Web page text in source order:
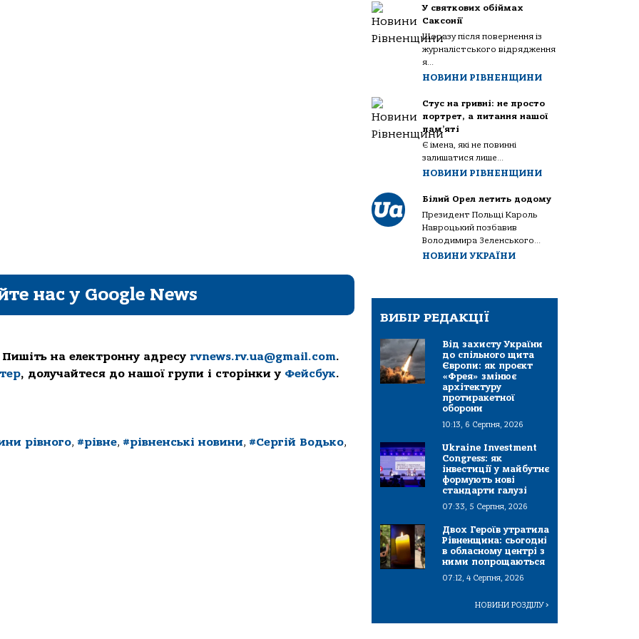
нас у Google News
на електронну адресу rvnews.rv.ua@gmail.com.
, долучайтеся до нашої групи і сторінки у Фейсбук.
рівного, #рівне, #рівненські новини, #Сергій Водько,
У святкових обіймах
Саксонії
Щоразу після повернення із
журналістського відрядження
я...
НОВИНИ РІВНЕНЩИНИ
Стус на гривні: не просто
портрет, а питання нашої
пам’яті
Є імена, які не повинні
залишатися лише...
НОВИНИ РІВНЕНЩИНИ
Білий Орел летить додому
Президент Польщі Кароль
Навроцький позбавив
Володимира Зеленського...
НОВИНИ УКРАЇНИ
ВИБІР РЕДАКЦІЇ
Від захисту України
до спільного щита
Європи: як проєкт
«Фрея» змінює
архітектуру
протиракетної
оборони
10:13, 6 Серпня, 2026
Ukraine Investment
Congress: як
інвестиції у майбутнє
формують нові
стандарти галузі
07:33, 5 Серпня, 2026
Двох Героїв утратила
Рівненщина: сьогодні
в обласному центрі з
ними попрощаються
07:12, 4 Серпня, 2026
НОВИНИ РОЗДІЛУ>